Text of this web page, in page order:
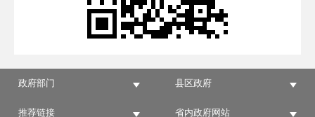
政府部门 县区政府
推荐链接 省内政府网站